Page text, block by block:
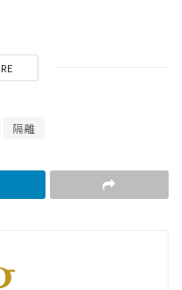
隔離